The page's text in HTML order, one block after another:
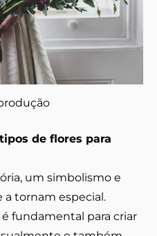
de flores para
um simbolismo e
a tornam especial.
fundamental para criar